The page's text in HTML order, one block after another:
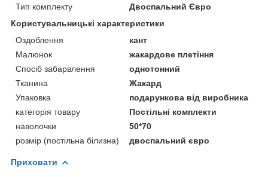
Тип комплекту
Двоспальний Євро
Користувальницькі характеристики
Оздоблення
кант
Малюнок
жакардове плетіння
Спосіб забарвлення
однотонний
Тканина
Жакард
Упаковка
подарункова від виробника
категорія товару
Постільні комплекти
наволочки
50*70
розмір (постільна білизна)
двоспальний євро
Приховати